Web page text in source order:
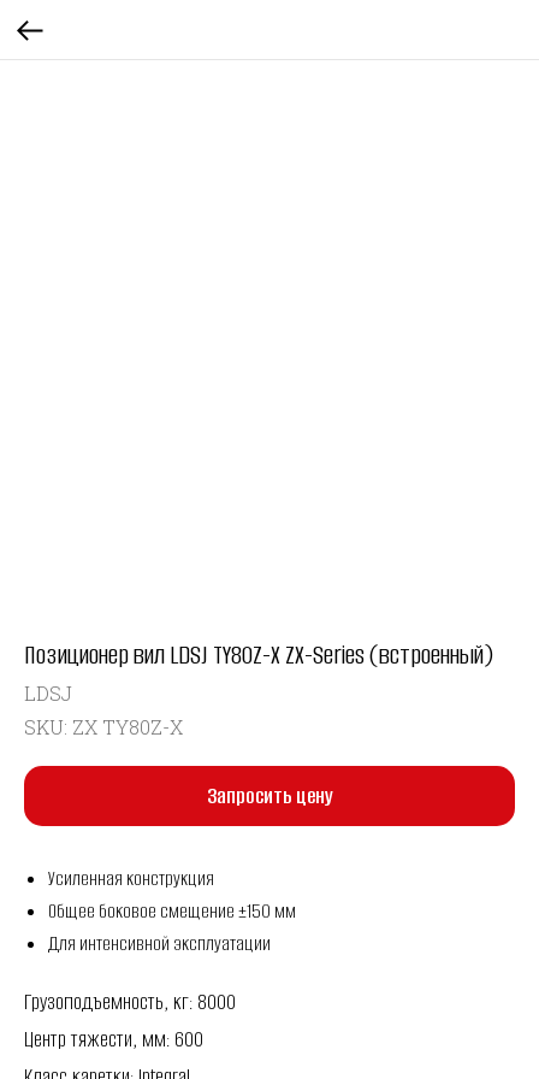
Позиционер вил LDSJ TY80Z-X ZX-Series (встроенный)
LDSJ
SKU: ZX TY80Z-X
Запросить цену
Усиленная конструкция
Общее боковое смещение ±150 мм
Для интенсивной эксплуатации
Грузоподъемность, кг: 8000
Центр тяжести, мм: 600